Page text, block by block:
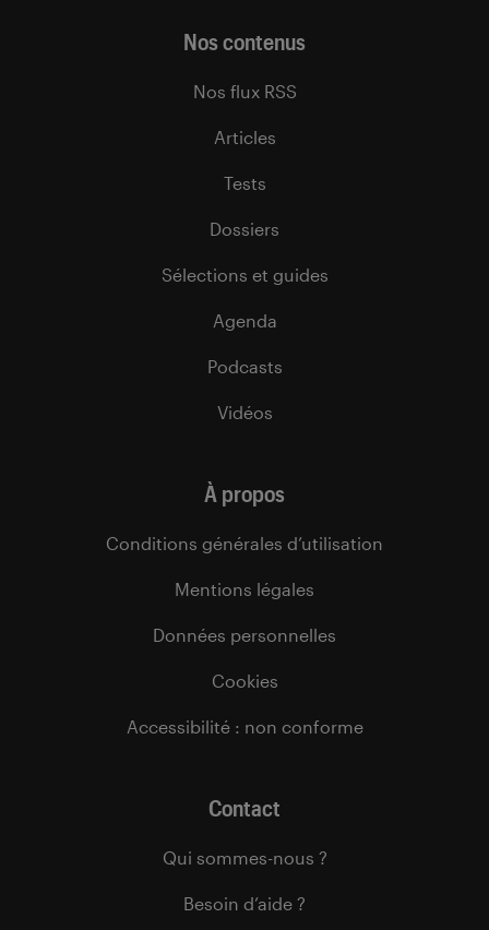
Nos contenus
Nos flux RSS
Articles
Tests
Dossiers
Sélections et guides
Agenda
Podcasts
Vidéos
À propos
Conditions générales d’utilisation
Mentions légales
Données personnelles
Cookies
Accessibilité : non conforme
Contact
Qui sommes-nous ?
Besoin d’aide ?